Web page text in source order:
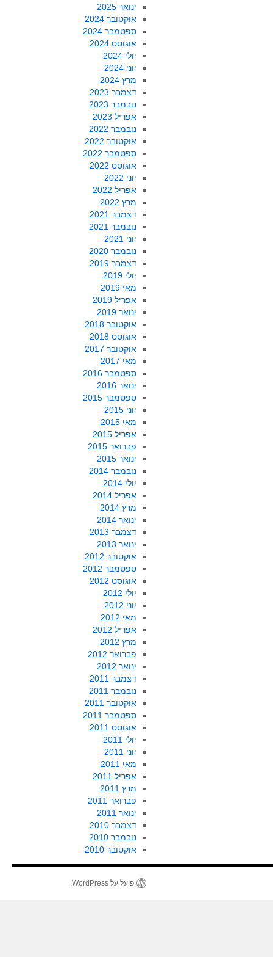
ינואר 2025
אוקטובר 2024
ספטמבר 2024
אוגוסט 2024
יולי 2024
יוני 2024
מרץ 2024
דצמבר 2023
נובמבר 2023
אפריל 2023
נובמבר 2022
אוקטובר 2022
ספטמבר 2022
אוגוסט 2022
יוני 2022
אפריל 2022
מרץ 2022
דצמבר 2021
נובמבר 2021
יוני 2021
נובמבר 2020
דצמבר 2019
יולי 2019
מאי 2019
אפריל 2019
ינואר 2019
אוקטובר 2018
אוגוסט 2018
אוקטובר 2017
מאי 2017
ספטמבר 2016
ינואר 2016
ספטמבר 2015
יוני 2015
מאי 2015
אפריל 2015
פברואר 2015
ינואר 2015
נובמבר 2014
יולי 2014
אפריל 2014
מרץ 2014
ינואר 2014
דצמבר 2013
ינואר 2013
אוקטובר 2012
ספטמבר 2012
אוגוסט 2012
יולי 2012
יוני 2012
מאי 2012
אפריל 2012
מרץ 2012
פברואר 2012
ינואר 2012
דצמבר 2011
נובמבר 2011
אוקטובר 2011
ספטמבר 2011
אוגוסט 2011
יולי 2011
יוני 2011
מאי 2011
אפריל 2011
מרץ 2011
פברואר 2011
ינואר 2011
דצמבר 2010
נובמבר 2010
אוקטובר 2010
פועל על WordPress.